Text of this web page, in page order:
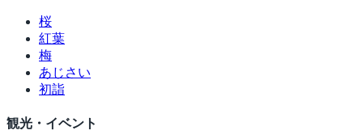
桜
紅葉
梅
あじさい
初詣
観光・イベント